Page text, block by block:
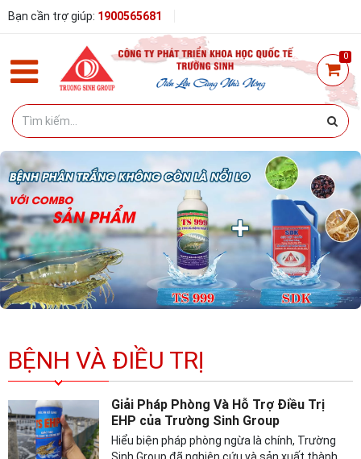
Bạn cần trợ giúp: 1900565681
0
BỆNH VÀ ĐIỀU TRỊ
Giải Pháp Phòng Và Hỗ Trợ Điều Trị
EHP của Trường Sinh Group
Hiểu biện pháp phòng ngừa là chính, Trường